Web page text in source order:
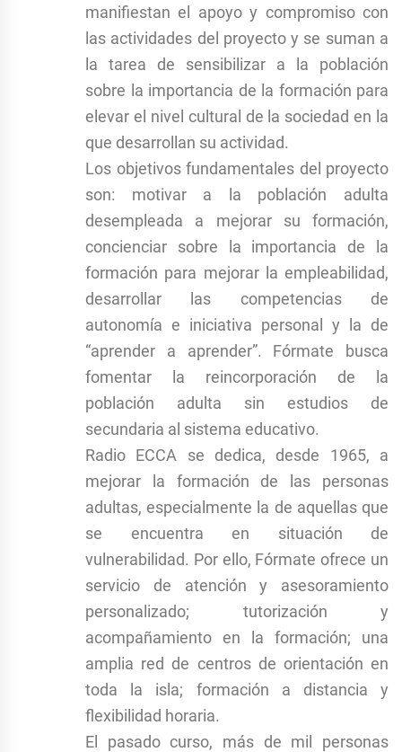
manifiestan el apoyo y compromiso con
las actividades del proyecto y se suman a
la tarea de sensibilizar a la población
sobre la importancia de la formación para
elevar el nivel cultural de la sociedad en la
que desarrollan su actividad.
Los objetivos fundamentales del proyecto
son: motivar a la población adulta
desempleada a mejorar su formación,
concienciar sobre la importancia de la
formación para mejorar la empleabilidad,
desarrollar las competencias de
autonomía e iniciativa personal y la de
“aprender a aprender”. Fórmate busca
fomentar la reincorporación de la
población adulta sin estudios de
secundaria al sistema educativo.
Radio ECCA se dedica, desde 1965, a
mejorar la formación de las personas
adultas, especialmente la de aquellas que
se encuentra en situación de
vulnerabilidad. Por ello, Fórmate ofrece un
servicio de atención y asesoramiento
personalizado; tutorización y
acompañamiento en la formación; una
amplia red de centros de orientación en
toda la isla; formación a distancia y
flexibilidad horaria.
El pasado curso, más de mil personas